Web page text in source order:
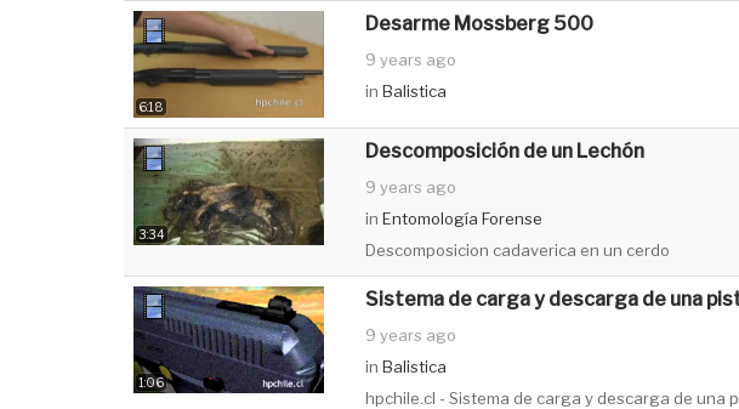
6:18
Desarme Mossberg 500
9 years ago
inBalistica
3:34
Descomposición de un Lechón
9 years ago
inEntomología Forense
Descomposicion cadaverica en un cerdo
1:06
Sistema de carga y descarga de una
9 years ago
inBalistica
hpchile.cl - Sistema de carga y descarga de una